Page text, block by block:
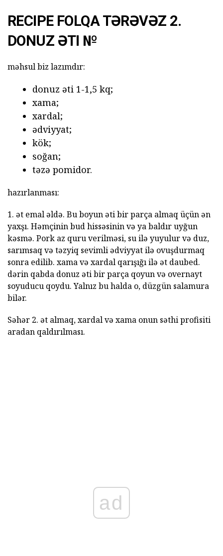
RECIPE FOLQA TƏRƏVƏZ 2.
DONUZ ƏTI №
məhsul biz lazımdır:
donuz əti 1-1,5 kq;
xama;
xardal;
ədviyyat;
kök;
soğan;
təzə pomidor.
hazırlanması:
1. ət emal əldə. Bu boyun əti bir parça almaq üçün ən
yaxşı. Həmçinin bud hissəsinin və ya baldır uyğun
kəsmə. Pork az quru verilməsi, su ilə yuyulur və duz,
sarımsaq və təzyiq sevimli ədviyyat ilə ovuşdurmaq
sonra edilib. xama və xardal qarışığı ilə ət daubed.
dərin qabda donuz əti bir parça qoyun və overnayt
soyuducu qoydu. Yalnız bu halda o, düzgün salamura
bilər.
Səhər 2. ət almaq, xardal və xama onun səthi profisiti
aradan qaldırılması.
ad